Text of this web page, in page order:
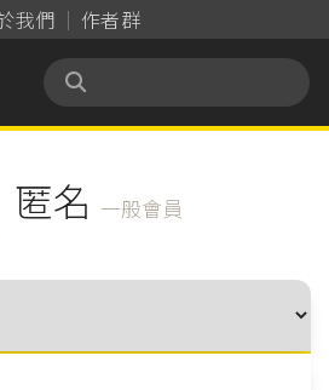
我們 作者群
匿名 一般會員